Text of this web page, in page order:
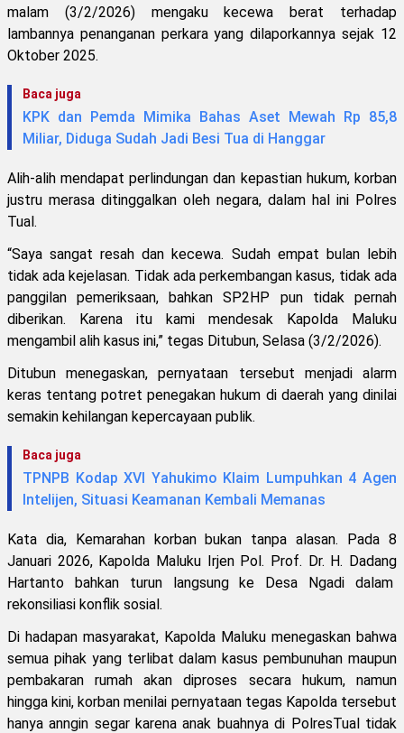
malam (3/2/2026) mengaku kecewa berat terhadap
lambannya penanganan perkara yang dilaporkannya sejak 12
Oktober 2025.
Baca juga
KPK dan Pemda Mimika Bahas Aset Mewah Rp 85,8
Miliar, Diduga Sudah Jadi Besi Tua di Hanggar
Alih-alih mendapat perlindungan dan kepastian hukum, korban
justru merasa ditinggalkan oleh negara, dalam hal ini Polres
Tual.
“Saya sangat resah dan kecewa. Sudah empat bulan lebih
tidak ada kejelasan. Tidak ada perkembangan kasus, tidak ada
panggilan pemeriksaan, bahkan SP2HP pun tidak pernah
diberikan. Karena itu kami mendesak Kapolda Maluku
mengambil alih kasus ini,” tegas Ditubun, Selasa (3/2/2026).
Ditubun menegaskan, pernyataan tersebut menjadi alarm
keras tentang potret penegakan hukum di daerah yang dinilai
semakin kehilangan kepercayaan publik.
Baca juga
TPNPB Kodap XVI Yahukimo Klaim Lumpuhkan 4 Agen
Intelijen, Situasi Keamanan Kembali Memanas
Kata dia, Kemarahan korban bukan tanpa alasan. Pada 8
Januari 2026, Kapolda Maluku Irjen Pol. Prof. Dr. H. Dadang
Hartanto bahkan turun langsung ke Desa Ngadi dalam
rekonsiliasi konflik sosial.
Di hadapan masyarakat, Kapolda Maluku menegaskan bahwa
semua pihak yang terlibat dalam kasus pembunuhan maupun
pembakaran rumah akan diproses secara hukum, namun
hingga kini, korban menilai pernyataan tegas Kapolda tersebut
hanya anngin segar karena anak buahnya di PolresTual tidak